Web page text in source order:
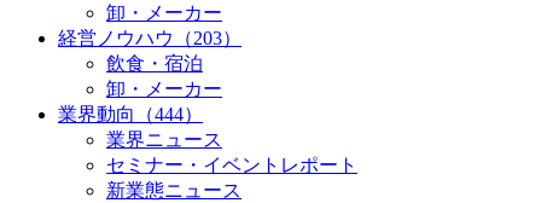
卸・メーカー
経営ノウハウ（203）
飲食・宿泊
卸・メーカー
業界動向（444）
業界ニュース
セミナー・イベントレポート
新業態ニュース